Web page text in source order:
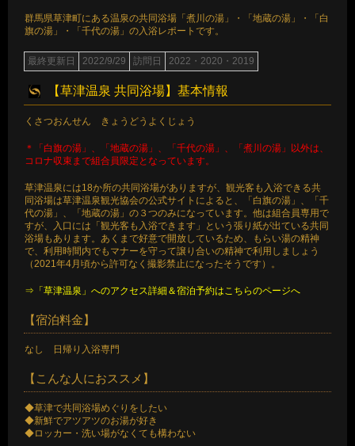
群馬県草津町にある温泉の共同浴場「煮川の湯」・「地蔵の湯」・「白
旗の湯」・「千代の湯」の入浴レポートです。
最終更新日 2022/9/29 訪問日 2022・2020・2019
【草津温泉 共同浴場】基本情報
くさつおんせん きょうどうよくじょう
＊「白旗の湯」、「地蔵の湯」、「千代の湯」、「煮川の湯」以外は、
コロナ収束まで組合員限定となっています。
草津温泉には18か所の共同浴場がありますが、観光客も入浴できる共
同浴場は草津温泉観光協会の公式サイトによると、「白旗の湯」、「千
代の湯」、「地蔵の湯」の３つのみになっています。他は組合員専用で
すが、入口には「観光客も入浴できます」という張り紙が出ている共同
浴場もあります。あくまで好意で開放しているため、もらい湯の精神
で、利用時間内でもマナーを守って譲り合いの精神で利用しましょう
（2021年4月頃から許可なく撮影禁止になったそうです）。
⇒「草津温泉」へのアクセス詳細＆宿泊予約はこちらのページへ
【宿泊料金】
なし 日帰り入浴専門
【こんな人におススメ】
◆草津で共同浴場めぐりをしたい
◆新鮮でアツアツのお湯が好き
◆ロッカー・洗い場がなくても構わない